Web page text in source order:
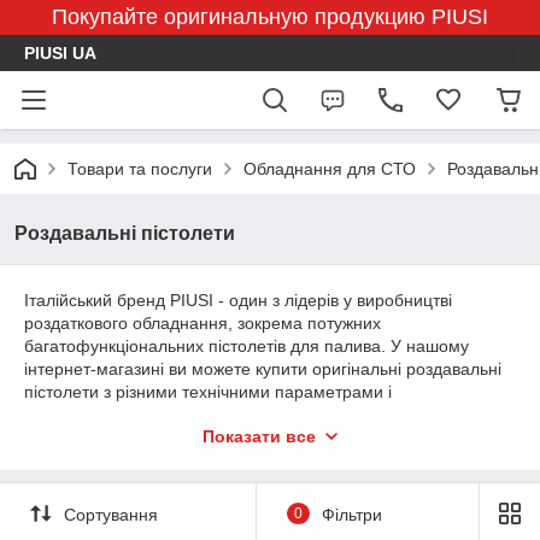
Покупайте оригинальную продукцию PIUSI
PIUSI UA
Товари та послуги Обладнання для СТО
Роздавальні пістолети
Італійський бренд PIUSI - один з лідерів у виробництві
роздаткового обладнання, зокрема потужних
багатофункціональних пістолетів для палива. У нашому
інтернет-магазині ви можете купити оригінальні роздавальні
пістолети з різними технічними параметрами і
навантаженні і умов експлуатації.
Показати все
Сортування 0 Фільтри